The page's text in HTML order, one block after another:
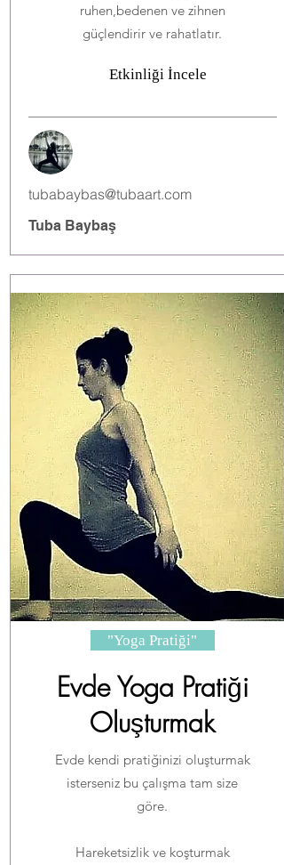
ruhen,bedenen ve zihnen
güçlendirir ve rahatlatır.
Etkinliği İncele
tubabaybas@tubaart.com
Tuba Baybaş
"Yoga Pratiği"
Evde Yoga Pratiği
Oluşturmak
Evde kendi pratiğinizi oluşturmak
isterseniz bu çalışma tam size
göre.
Hareketsizlik ve koşturmak